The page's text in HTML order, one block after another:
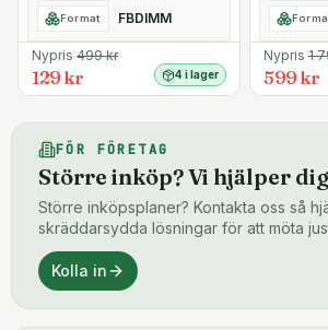
Format FBDIMM
Nypris 499kr
129 kr 4 i lager
Nypris 1
599 kr
FÖR FÖRETAG
Större inköp? Vi hjälper
Större inköpsplaner? Kontakta oss så
skräddarsydda lösningar för att möta
Kolla in